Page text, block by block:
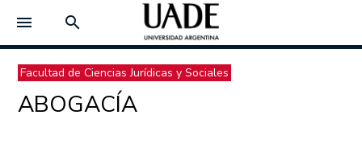
menu search
Facultad de Ciencias Jurídicas y Sociales
ABOGACÍA